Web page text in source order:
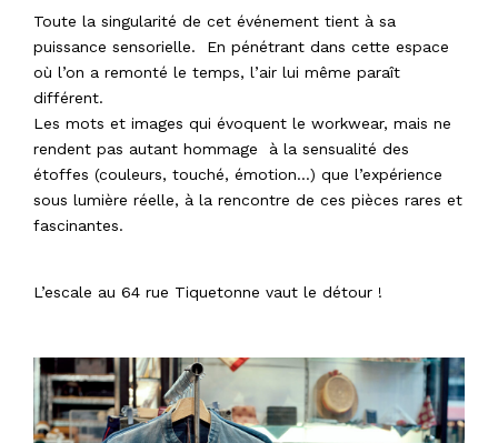
Toute la singularité de cet événement tient à sa
puissance sensorielle. En pénétrant dans cette espace
où l’on a remonté le temps, l’air lui même paraît
différent.
Les mots et images qui évoquent le workwear, mais ne
rendent pas autant hommage à la sensualité des
étoffes (couleurs, touché, émotion…) que l’expérience
sous lumière réelle, à la rencontre de ces pièces rares et
fascinantes.
L’escale au 64 rue Tiquetonne vaut le détour !